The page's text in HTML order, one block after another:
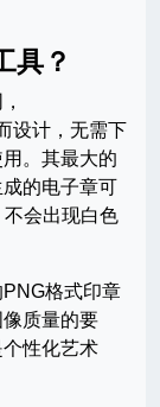
具？
设计，无需下
。其最大的
的电子章可
会出现白色
格式印章
质量的要
性化艺术